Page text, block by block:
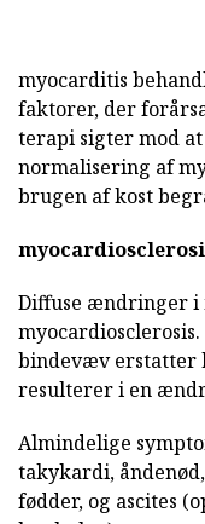
myocarditis
faktorer, der
terapi sigter mod
normalisering af
brugen af kost
Diffuse ændringer i
bindevæv erstatter
resulterer i en
Almindelige
takykardi,
fødder, og ascites